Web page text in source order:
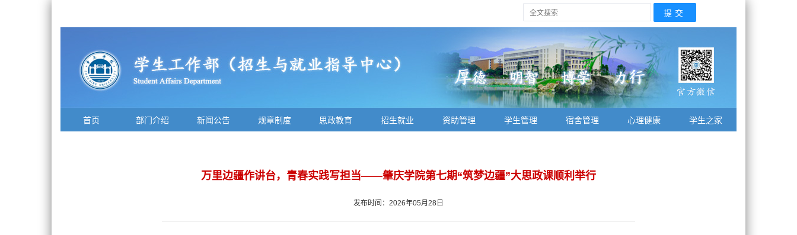
首页 部门介绍 新闻公告 规章制度 思政教育 招生就业 资助管理 学生管理 宿舍管理 心理健康 学生之家
万里边疆作讲台，青春实践写担当——肇庆学院第七期“筑梦边疆”大思政课顺利举行
发布时间：2026年05月28日